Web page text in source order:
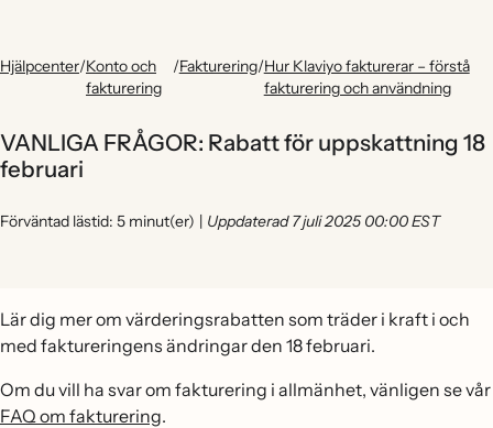
Hjälpcenter/Konto och
fakturering
/Fakturering/Hur Klaviyo fakturerar – förstå
fakturering och användning
VANLIGA FRÅGOR: Rabatt för uppskattning 18
februari
Förväntad lästid: 5 minut(er) | Uppdaterad 7 juli 2025 00:00 EST
Lär dig mer om värderingsrabatten som träder i kraft i och
med faktureringens ändringar den 18 februari.
Om du vill ha svar om fakturering i allmänhet, vänligen se vår
FAQ om fakturering.